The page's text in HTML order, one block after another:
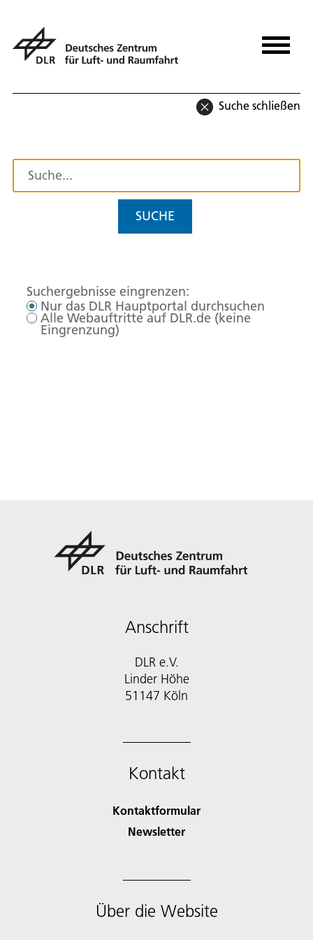
Suche schließen
SUCHE
Suchergebnisse eingrenzen:
Nur das DLR Hauptportal durchsuchen
Alle Webauftritte auf DLR.de (keine
Eingrenzung)
Anschrift
DLR e.V.
Linder Höhe
51147 Köln
Kontakt
Kontaktformular
Newsletter
Über die Website